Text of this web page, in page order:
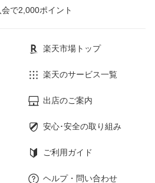
で2,000ポイント
楽天市場トップ
楽天のサービス一覧
出店のご案内
安心･安全の取り組み
ご利用ガイド
ヘルプ・問い合わせ